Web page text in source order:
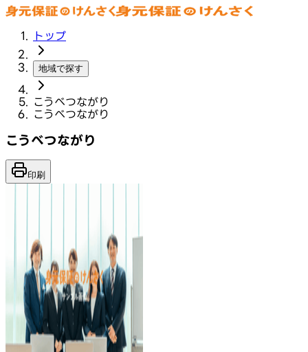
トップ
地域で探す
こうべつながり
こうべつながり
こうべつながり
印刷